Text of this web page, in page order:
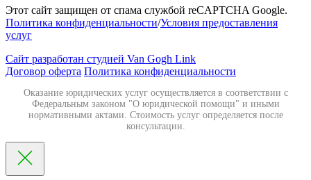
Этот сайт защищен от спама службой reCAPTCHA Google.
Политика конфиденциальности/Условия предоставления
услуг
Сайт разработан студией Van Gogh Link
Договор оферта Политика конфиденциальности
Оказание юридических услуг осуществляется в соответствии с
Федеральным законом "О юридической помощи" и иными
нормативными актами. Стоимость услуг определяется после
консультации.